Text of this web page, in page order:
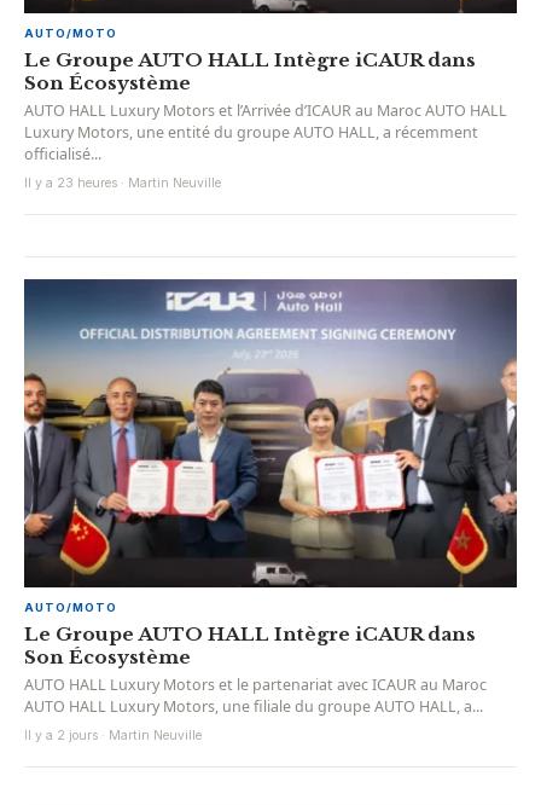
AUTO/MOTO
Le Groupe AUTO HALL Intègre iCAUR dans
Son Écosystème
AUTO HALL Luxury Motors et l’Arrivée d’ICAUR au Maroc AUTO HALL
Luxury Motors, une entité du groupe AUTO HALL, a récemment
officialisé...
Il y a 23 heures · Martin Neuville
AUTO/MOTO
Le Groupe AUTO HALL Intègre iCAUR dans
Son Écosystème
AUTO HALL Luxury Motors et le partenariat avec ICAUR au Maroc
AUTO HALL Luxury Motors, une filiale du groupe AUTO HALL, a...
Il y a 2 jours · Martin Neuville